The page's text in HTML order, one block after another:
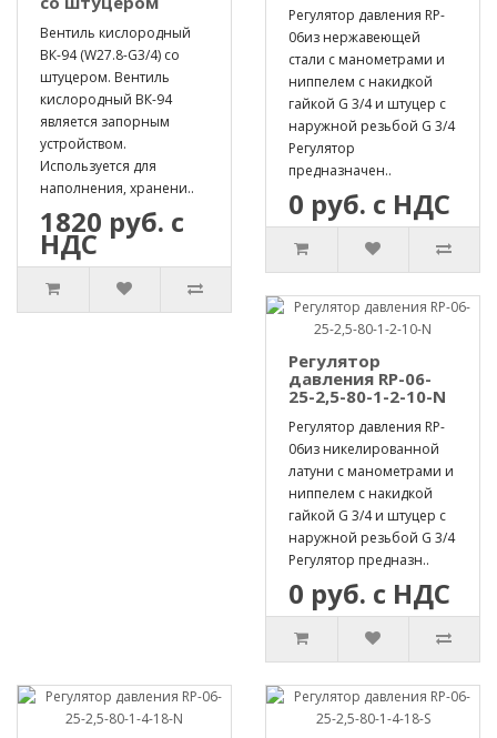
Вентиль кислородный
ВК-94 (W27.8-G3/4) со
штуцером. Вентиль
кислородный ВК-94
является запорным
устройством.
Используется для
наполнения, хранени..
1820 руб. с
НДС
Регулятор давления RP-
06из нержавеющей
стали с манометрами и
ниппелем с накидкой
гайкой G 3/4 и штуцер с
наружной резьбой G 3/4
Регулятор
предназначен..
0 руб. с НДС
Регулятор
давления RP-06-
25-2,5-80-1-2-10-N
Регулятор давления RP-
06из никелированной
латуни с манометрами и
ниппелем с накидкой
гайкой G 3/4 и штуцер с
наружной резьбой G 3/4
Регулятор предназн..
0 руб. с НДС